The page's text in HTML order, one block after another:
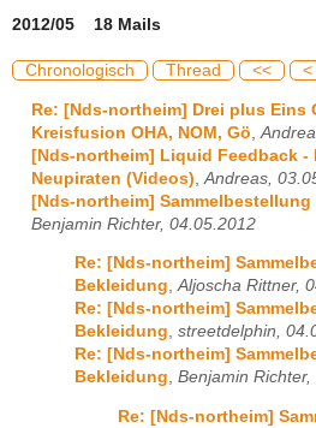
2012/05 18 Mails
Chronologisch Thread << <
Re: [Nds-northeim] Drei plus Eins
Kreisfusion OHA, NOM, Gö
[Nds-northeim] Liquid Feedback
Neupiraten (Videos) Andreas,
[Nds-northeim]
Benjamin Richter, 04.05.2012
Re: [Nds-northeim]
Bekleidung,Aljoscha Rittner,
Re: [Nds-northeim]
Bekleidung, streetdelphin,
Re: [Nds-northeim]
Bekleidung, Benjamin
Re: [Nds-northeim]